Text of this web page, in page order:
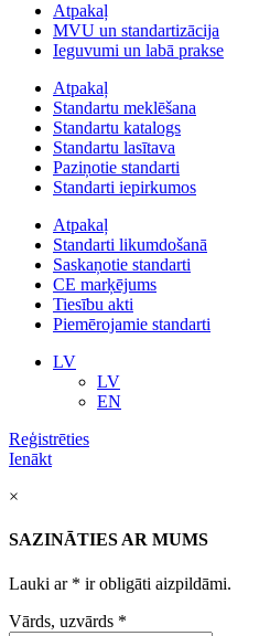
Atpakaļ
MVU un standartizācija
Ieguvumi un labā prakse
Atpakaļ
Standartu meklēšana
Standartu katalogs
Standartu lasītava
Paziņotie standarti
Standarti iepirkumos
Atpakaļ
Standarti likumdošanā
Saskaņotie standarti
CE marķējums
Tiesību akti
Piemērojamie standarti
LV
LV
EN
Reģistrēties
Ienākt
×
SAZINĀTIES AR MUMS
Lauki ar * ir obligāti aizpildāmi.
Vārds, uzvārds *